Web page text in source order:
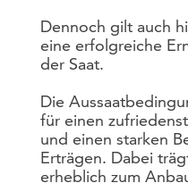
Dennoch gilt auch
eine erfolgreiche
der Saat.
Die
für einen
und einen starken
Erträgen. Dabei
erheblich zum